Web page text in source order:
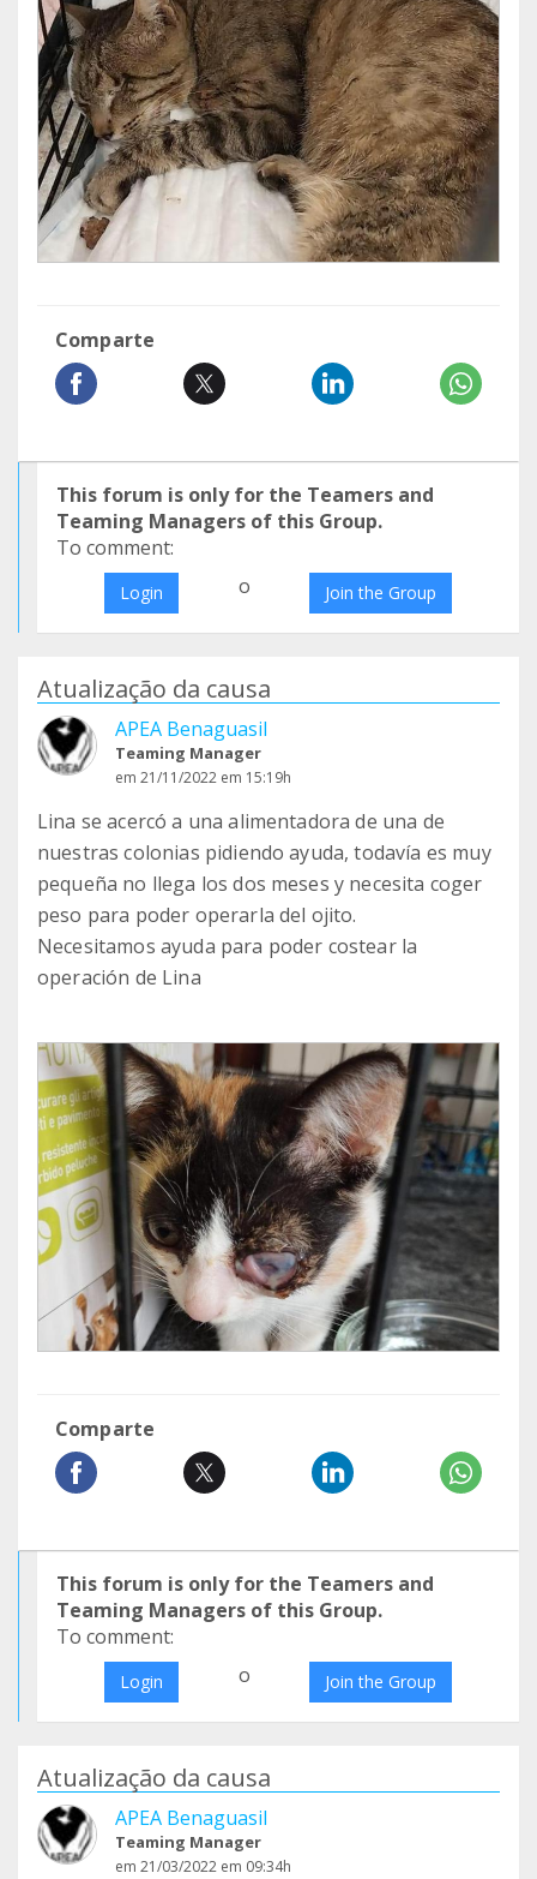
Comparte
This forum is only for the Teamers and
Teaming Managers of this Group.
To comment:
Login o Join the Group
Atualização da causa
APEA Benaguasil
Teaming Manager
em 21/11/2022 em 15:19h
Lina se acercó a una alimentadora de una de
nuestras colonias pidiendo ayuda, todavía es muy
pequeña no llega los dos meses y necesita coger
peso para poder operarla del ojito.
Necesitamos ayuda para poder costear la
operación de Lina
Comparte
This forum is only for the Teamers and
Teaming Managers of this Group.
To comment:
Login o Join the Group
Atualização da causa
APEA Benaguasil
Teaming Manager
em 21/03/2022 em 09:34h